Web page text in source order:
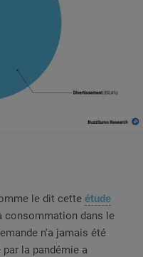
le dit cette étude
dans le
n'a jamais été
la pandémie a